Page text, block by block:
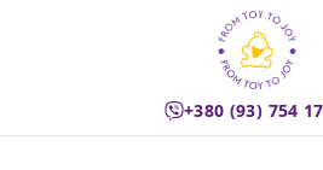
+380 (93) 754